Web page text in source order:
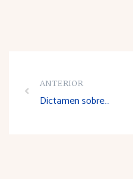
ANTERIOR
Dictamen sobre el Proyecto de Decreto por el que se crea y regula el Foro Riojano para la Responsabilidad Social